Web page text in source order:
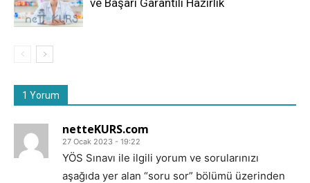
ve Başarı Garantili Hazırlık
1 Yorum
netteKURS.com
27 Ocak 2023 - 19:22
YÖS Sınavı ile ilgili yorum ve sorularınızı
aşağıda yer alan “soru sor” bölümü üzerinden